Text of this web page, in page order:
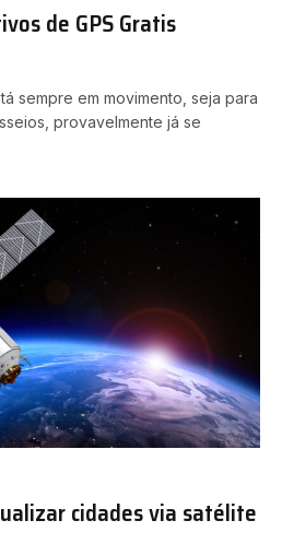
de GPS Gratis
sempre em movimento, seja para
provavelmente já se
cidades via satélite